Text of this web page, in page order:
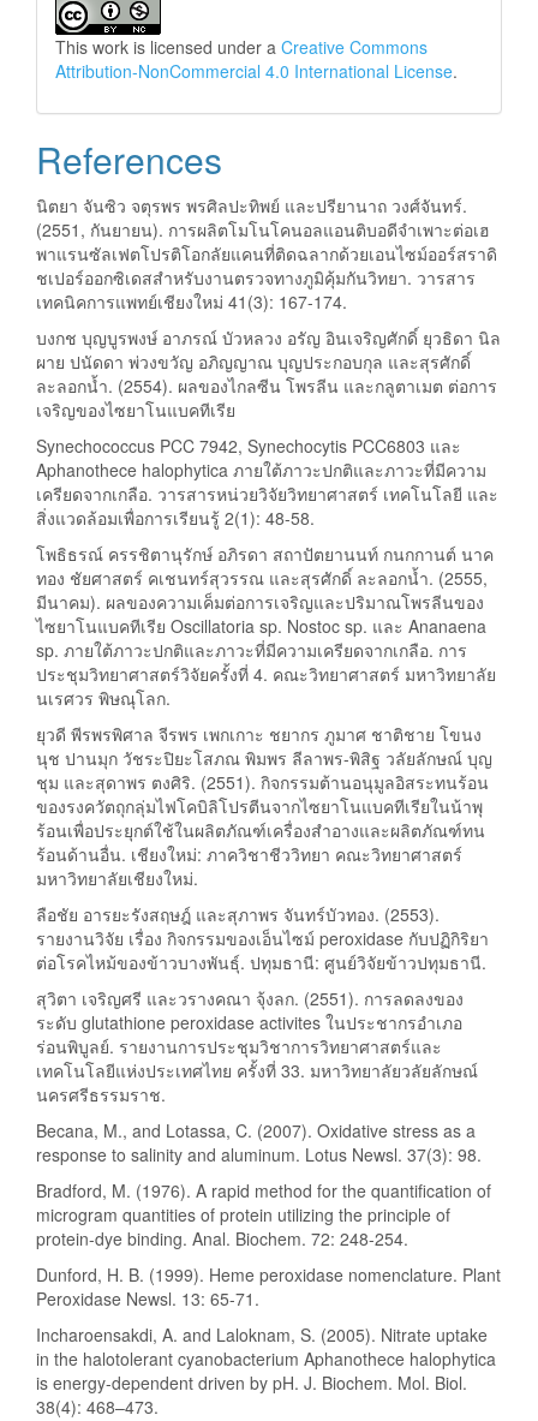
This work is licensed under a Creative Commons
Attribution-NonCommercial 4.0 International License.
References
นิตยา จันซิว จตุรพร พรศิลปะทิพย์ และปรียานาถ วงศ์จันทร์.
(2551, กันยายน). การผลิตโมโนโคนอลแอนติบอดีจำเพาะต่อเฮ
พาแรนซัลเฟตโปรติโอกลัยแคนที่ติดฉลากด้วยเอนไซม์ออร์สราดิ
ชเปอร์ออกซิเดสสำหรับงานตรวจทางภูมิคุ้มกันวิทยา. วารสาร
เทคนิคการแพทย์เชียงใหม่ 41(3): 167-174.
บงกช บุญบูรพงษ์ อาภรณ์ บัวหลวง อรัญ อินเจริญศักดิ์ ยุวธิดา นิล
ผาย ปนัดดา พ่วงขวัญ อภิญญาณ บุญประกอบกุล และสุรศักดิ์
ละลอกน้ำ. (2554). ผลของไกลซีน โพรลีน และกลูตาเมต ต่อการ
เจริญของไซยาโนแบคทีเรีย
Synechococcus PCC 7942, Synechocytis PCC6803 และ
Aphanothece halophytica ภายใต้ภาวะปกติและภาวะที่มีความ
เครียดจากเกลือ. วารสารหน่วยวิจัยวิทยาศาสตร์ เทคโนโลยี และ
สิ่งแวดล้อมเพื่อการเรียนรู้ 2(1): 48-58.
โพธิธรณ์ ครรชิตานุรักษ์ อภิรดา สถาปัตยานนท์ กนกกานต์ นาค
ทอง ชัยศาสตร์ คเชนทร์สุวรรณ และสุรศักดิ์ ละลอกน้ำ. (2555,
มีนาคม). ผลของความเค็มต่อการเจริญและปริมาณโพรลีนของ
ไซยาโนแบคทีเรีย Oscillatoria sp. Nostoc sp. และ Ananaena
sp. ภายใต้ภาวะปกติและภาวะที่มีความเครียดจากเกลือ. การ
ประชุมวิทยาศาสตร์วิจัยครั้งที่ 4. คณะวิทยาศาสตร์ มหาวิทยาลัย
นเรศวร พิษณุโลก.
ยุวดี พีรพรพิศาล จีรพร เพกเกาะ ชยากร ภูมาศ ชาติชาย โขนง
นุช ปานมุก วัชระปิยะโสภณ พิมพร ลีลาพร-พิสิฐ วลัยลักษณ์ บุญ
ชุม และสุดาพร ตงศิริ. (2551). กิจกรรมต้านอนุมูลอิสระทนร้อน
ของรงควัตถุกลุ่มไฟโคบิลิโปรตีนจากไซยาโนแบคทีเรียในน้าพุ
ร้อนเพื่อประยุกต์ใช้ในผลิตภัณฑ์เครื่องสำอางและผลิตภัณฑ์ทน
ร้อนด้านอื่น. เชียงใหม่: ภาควิชาชีววิทยา คณะวิทยาศาสตร์
มหาวิทยาลัยเชียงใหม่.
ลือชัย อารยะรังสฤษฎ์ และสุภาพร จันทร์บัวทอง. (2553).
รายงานวิจัย เรื่อง กิจกรรมของเอ็นไซม์ peroxidase กับปฏิกิริยา
ต่อโรคไหม้ของข้าวบางพันธุ์. ปทุมธานี: ศูนย์วิจัยข้าวปทุมธานี.
สุวิตา เจริญศรี และวรางคณา จุ้งลก. (2551). การลดลงของ
ระดับ glutathione peroxidase activites ในประชากรอำเภอ
ร่อนพิบูลย์. รายงานการประชุมวิชาการวิทยาศาสตร์และ
เทคโนโลยีแห่งประเทศไทย ครั้งที่ 33. มหาวิทยาลัยวลัยลักษณ์
นครศรีธรรมราช.
Becana, M., and Lotassa, C. (2007). Oxidative stress as a
response to salinity and aluminum. Lotus Newsl. 37(3): 98.
Bradford, M. (1976). A rapid method for the quantification of
microgram quantities of protein utilizing the principle of
protein-dye binding. Anal. Biochem. 72: 248-254.
Dunford, H. B. (1999). Heme peroxidase nomenclature. Plant
Peroxidase Newsl. 13: 65-71.
Incharoensakdi, A. and Laloknam, S. (2005). Nitrate uptake
in the halotolerant cyanobacterium Aphanothece halophytica
is energy-dependent driven by pH. J. Biochem. Mol. Biol.
38(4): 468–473.